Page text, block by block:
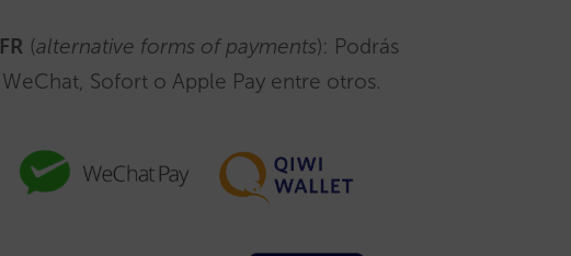
(alternative forms of payments): Podrás
Sofort o Apple Pay entre otros.